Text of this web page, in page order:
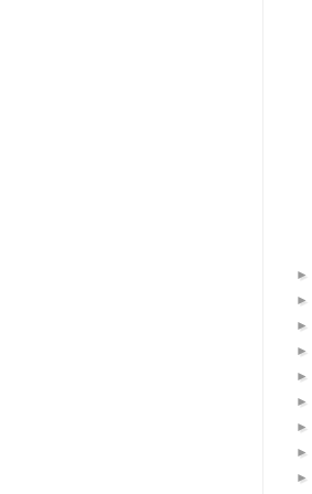
►
►
►
►
►
►
►
►
►